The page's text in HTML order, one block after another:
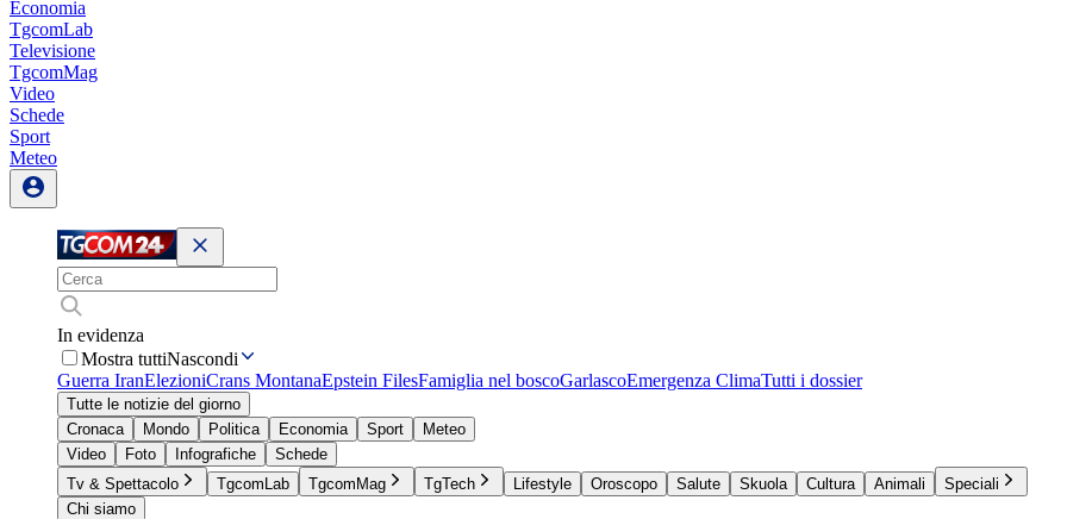
Economia
TgcomLab
Televisione
TgcomMag
Video
Schede
Sport
Meteo
In evidenza
Mostra tuttiNascondi
Guerra IranElezioniCrans MontanaEpstein FilesFamiglia nel boscoGarlascoEmergenza ClimaTutti i dossier
Tutte le notizie del giorno
Cronaca
Mondo Politica Economia Sport
Meteo
Video
Foto Infografiche
Schede
Tv & Spettacolo
TgcomLab TgcomMag TgTech Lifestyle Oroscopo Salute Skuola Cultura Animali
Speciali
Chi siamo